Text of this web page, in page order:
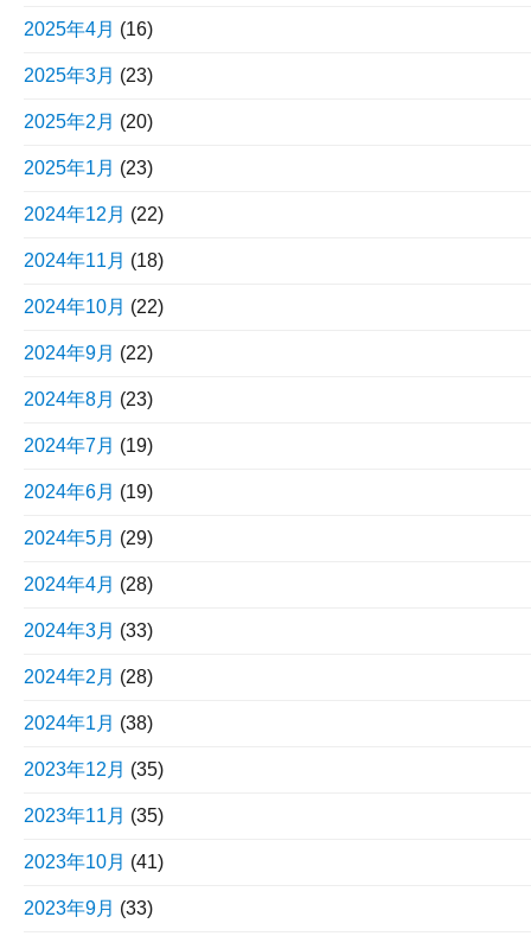
2025年4月 (16)
2025年3月 (23)
2025年2月 (20)
2025年1月 (23)
2024年12月 (22)
2024年11月 (18)
2024年10月 (22)
2024年9月 (22)
2024年8月 (23)
2024年7月 (19)
2024年6月 (19)
2024年5月 (29)
2024年4月 (28)
2024年3月 (33)
2024年2月 (28)
2024年1月 (38)
2023年12月 (35)
2023年11月 (35)
2023年10月 (41)
2023年9月 (33)